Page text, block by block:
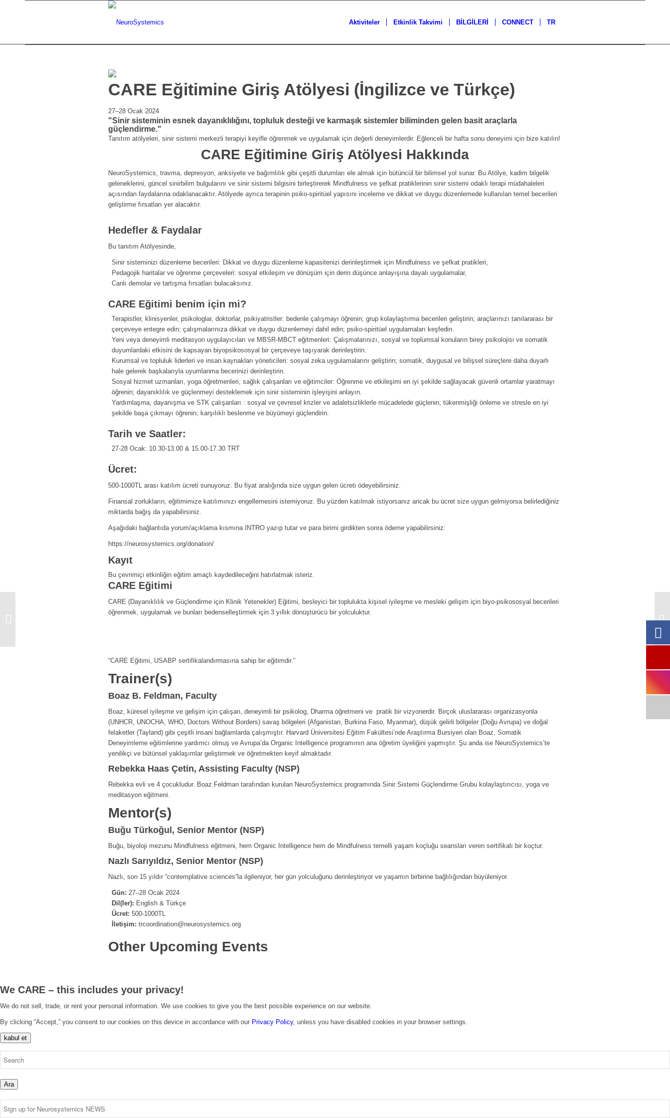
Aktiviteler Etkinlik Takvimi BİLGİLERİ CONNECT TR
CARE Eğitimine Giriş Atölyesi (İngilizce ve Türkçe)
27–28 Ocak 2024
"Sinir sisteminin esnek dayanıklılığını, topluluk desteği ve karmaşık sistemler biliminden gelen basit araçlarla
güçlendirme."
Tanıtım atölyeleri, sinir sistemi merkezli terapiyi keyifle öğrenmek ve uygulamak için değerli deneyimlerdir. Eğlenceli bir hafta sonu deneyimi için bize katılın!
CARE Eğitimine Giriş Atölyesi Hakkında
NeuroSystemics, travma, depresyon, anksiyete ve bağımlılık gibi çeşitli durumları ele almak için bütüncül bir bilimsel yol sunar. Bu Atölye, kadim bilgelik
geleneklerini, güncel sinirbilim bulgularını ve sinir sistemi bilgisini birleştirerek Mindfulness ve şefkat pratiklerinin sinir sistemi odaklı terapi müdahaleleri
açısından faydalarına odaklanacaktır. Atölyede ayrıca terapinin psiko-spiritüel yapısını inceleme ve dikkat ve duygu düzenlemede kullanılan temel becerileri
geliştirme fırsatları yer alacaktır.
Hedefler & Faydalar
Bu tanıtım Atölyesinde,
Sinir sisteminizi düzenleme becerileri: Dikkat ve duygu düzenleme kapasitenizi derinleştirmek için Mindfulness ve şefkat pratikleri,
Pedagojik haritalar ve öğrenme çerçeveleri: sosyal etkileşim ve dönüşüm için derin düşünce anlayışına dayalı uygulamalar,
Canlı demolar ve tartışma fırsatları bulacaksınız.
CARE Eğitimi benim için mi?
Terapistler, klinisyenler, psikologlar, doktorlar, psikiyatristler: bedenle çalışmayı öğrenin; grup kolaylaştırma becerileri geliştirin; araçlarınızı tanılararası bir
çerçeveye entegre edin; çalışmalarınıza dikkat ve duygu düzenlemeyi dahil edin; psiko-spiritüel uygulamaları keşfedin.
Yeni veya deneyimli meditasyon uygulayıcıları ve MBSR-MBCT eğitmenleri: Çalışmalarınızı, sosyal ve toplumsal konuların birey psikolojisi ve somatik
duyumlardaki etkisini de kapsayan biyopsikososyal bir çerçeveye taşıyarak derinleştirin.
Kurumsal ve topluluk liderleri ve insan kaynakları yöneticileri: sosyal zeka uygulamalarını geliştirin; somatik, duygusal ve bilişsel süreçlere daha duyarlı
hale gelerek başkalarıyla uyumlanma becerinizi derinleştirin.
Sosyal hizmet uzmanları, yoga öğretmenleri, sağlık çalışanları ve eğitimciler: Öğrenme ve etkileşimi en iyi şekilde sağlayacak güvenli ortamlar yaratmayı
öğrenin; dayanıklılık ve güçlenmeyi desteklemek için sinir sisteminin işleyişini anlayın.
Yardımlaşma, dayanışma ve STK çalışanları : sosyal ve çevresel krizler ve adaletsizliklerle mücadelede güçlenin; tükenmişliği önleme ve stresle en iyi
şekilde başa çıkmayı öğrenin; karşılıklı beslenme ve büyümeyi güçlendirin.
Tarih ve Saatler:
27-28 Ocak: 10.30-13.00 & 15.00-17.30 TRT
Ücret:
500-1000TL arası katılım ücreti sunuyoruz. Bu fiyat aralığında size uygun gelen ücreti ödeyebilirsiniz.
Finansal zorlukların, eğitimimize katılımınızı engellemesini istemiyoruz. Bu yüzden katılmak istiyorsanız ancak bu ücret size uygun gelmiyorsa belirlediğiniz
miktarda bağış da yapabilirsiniz.
Aşağıdaki bağlantıda yorum/açıklama kısmına INTRO yazıp tutar ve para birimi girdikten sonra ödeme yapabilirsiniz:
https://neurosystemics.org/donation/
Kayıt
Bu çevrimiçi etkinliğin eğitim amaçlı kaydedileceğini hatırlatmak isteriz.
CARE Eğitimi
CARE (Dayanıklılık ve Güçlendirme için Klinik Yetenekler) Eğitimi, besleyici bir toplulukta kişisel iyileşme ve mesleki gelişim için biyo-psikososyal becerileri
öğrenmek, uygulamak ve bunları bedenselleştirmek için 3 yıllık dönüştürücü bir yolculuktur.
“CARE Eğitimi, USABP sertifikalandırmasına sahip bir eğitimdir.”
Trainer(s)
Boaz B. Feldman, Faculty
Boaz, küresel iyileşme ve gelişim için çalışan, deneyimli bir psikolog, Dharma öğretmeni ve pratik bir vizyonerdir. Birçok uluslararası organizasyonla
(UNHCR, UNOCHA, WHO, Doctors Without Borders) savaş bölgeleri (Afganistan, Burkina Faso, Myanmar), düşük gelirli bölgeler (Doğu Avrupa) ve doğal
felaketler (Tayland) gibi çeşitli insani bağlamlarda çalışmıştır. Harvard Üniversitesi Eğitim Fakültesi’nde Araştırma Bursiyeri olan Boaz, Somatik
Deneyimleme eğitimlerine yardımcı olmuş ve Avrupa’da Organic Intelligence programının ana öğretim üyeliğini yapmıştır. Şu anda ise NeuroSystemics’te
yenilikçi ve bütünsel yaklaşımlar geliştirmek ve öğretmekten keyif almaktadır.
Rebekka Haas Çetin, Assisting Faculty (NSP)
Rebekka evli ve 4 çocukludur. Boaz Feldman tarafından kurulan NeuroSystemics programında Sinir Sistemi Güçlendirme Grubu kolaylaştırıcısı, yoga ve
meditasyon eğitmeni.
Mentor(s)
Buğu Türkoğul, Senior Mentor (NSP)
Buğu, biyoloji mezunu Mindfulness eğitmeni, hem Organic Intelligence hem de Mindfulness temelli yaşam koçluğu seansları veren sertifikalı bir koçtur.
Nazlı Sarıyıldız, Senior Mentor (NSP)
Nazlı, son 15 yıldır “contemplative sciences”la ilgileniyor, her gün yolculuğunu derinleştiriyor ve yaşamın birbirine bağlılığından büyüleniyor.
Gün: 27–28 Ocak 2024
Dil(ler): English & Türkçe
Ücret: 500-1000TL
İletişim: trcoordination@neurosystemics.org
Other Upcoming Events
Sinir Sistemini Güçlendirmek ve
We CARE – this includes your privacy!
We do not sell, trade, or rent your personal information. We use cookies to give you the best possible experience on our website.
By clicking “Accept,” you consent to our cookies on this device in accordance with our Privacy Policy, unless you have disabled cookies in your browser settings.
kabul et
Ara